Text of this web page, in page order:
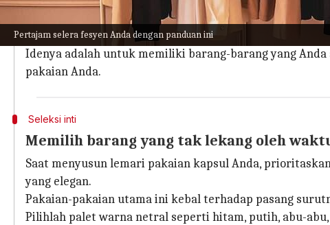
Pertajam selera fesyen Anda dengan panduan ini
Lemari pakaian kapsul dibangun di atas fondasi
Biasanya terdiri dari 30 hingga 40 pakaian yang dipilih
Idenya adalah untuk memiliki barang-barang yang
pakaian Anda.
Seleksi inti
Memilih barang yang tak lekang oleh
Saat menyusun lemari pakaian kapsul Anda,
yang elegan.
Pakaian-pakaian utama ini kebal terhadap pasang
Pilihlah palet warna netral seperti hitam, putih, abu-